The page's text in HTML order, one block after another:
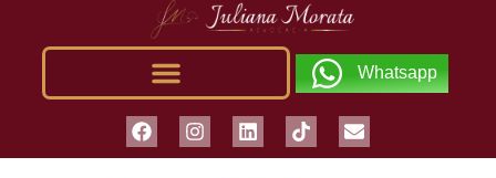
Whatsapp